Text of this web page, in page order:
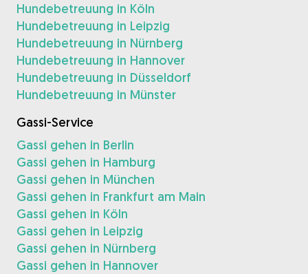
Hundebetreuung in Köln
Hundebetreuung in Leipzig
Hundebetreuung in Nürnberg
Hundebetreuung in Hannover
Hundebetreuung in Düsseldorf
Hundebetreuung in Münster
Gassi-Service
Gassi gehen in Berlin
Gassi gehen in Hamburg
Gassi gehen in München
Gassi gehen in Frankfurt am Main
Gassi gehen in Köln
Gassi gehen in Leipzig
Gassi gehen in Nürnberg
Gassi gehen in Hannover